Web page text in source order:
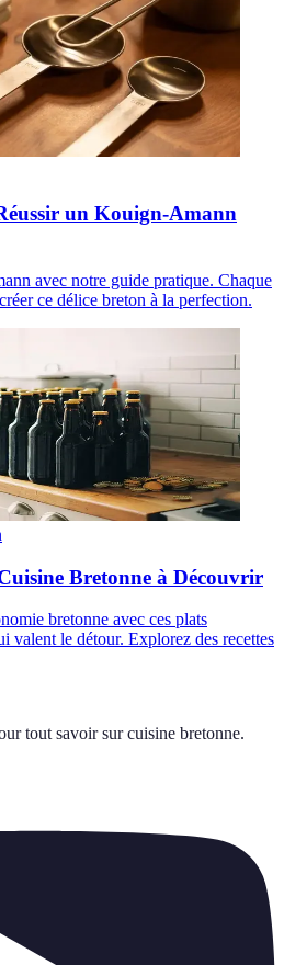
un Kouign-Amann
avec notre guide pratique. Chaque
ce délice breton à la perfection.
Bretonne à Découvrir
bretonne avec ces plats
valent le détour. Explorez des recettes
tout savoir sur cuisine bretonne.